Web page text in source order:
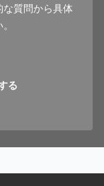
な質問から具体
る